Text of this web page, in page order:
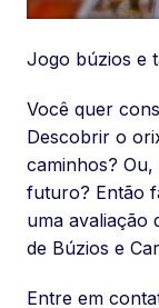
Jogo búzios e
Você quer
Descobrir o
caminhos?
futuro? Então
uma avaliação
de Búzios e
Entre em